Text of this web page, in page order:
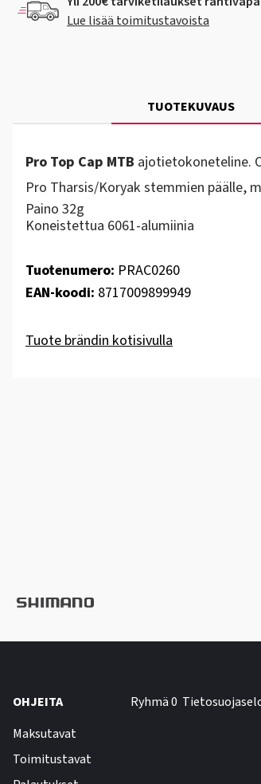
Lue lisää toimitustavoista
TUOTEKUVAUS
Pro Top Cap MTB ajotietokoneteline.
Pro Tharsis/Koryak stemmien päälle,
Paino 32g
Koneistettua 6061-alumiinia
Tuotenumero: PRAC0260
EAN-koodi: 8717009899949
Tuote brändin kotisivulla
OHJEITA
Maksutavat
Toimitustavat
Ryhmä 0